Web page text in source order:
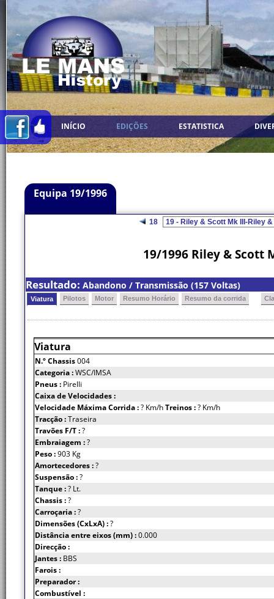
INÍCIO EDIÇÕES ESTATISTICA
Equipa 19/1996
18
19/1996 Riley & Scott
Resultado: Abandono / Transmissão (157 Voltas)
Viatura Pilotos Motor Resumo Horário Resumo da corrida
Viatura
N.º Chassis004
Categoria :WSC/IMSA
Pneus : Pirelli
Caixa de Velocidades :
Velocidade Máxima Corrida :? Km/hTreinos :? Km/h
Tracção :Traseira
Travões F/T :?
Embraiagem :?
Peso :903 Kg
Amortecedores :?
Suspensão :?
Tanque :? Lt.
Chassis :?
Carroçaria :?
Dimensões (CxLxA) :?
Distância entre eixos (mm) :0.000
Direcção :
Jantes : BBS
Farois :
Preparador :
Combustível :